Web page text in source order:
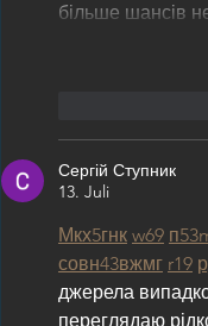
більше шансів
Сергій Ступник
13. Juli
Мкх5гнк w69 п53
совн43вжмг r19
джерела
переглядаю